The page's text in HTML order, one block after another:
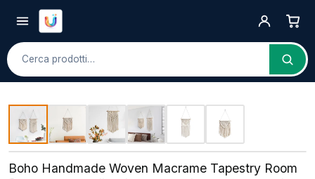
Cerca
Boho Handmade Woven Macrame Tapestry Room